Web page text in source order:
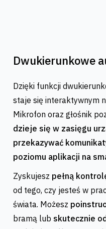
Dwukierunkowe
Dzięki funkcji
staje się interaktywnym
Mikrofon oraz głośnik
dzieje się w zasięgu
przekazywać
poziomu aplikacji na
Zyskujesz pełną
od tego, czy jesteś w
świata. Możesz
bramą lub skutecznie